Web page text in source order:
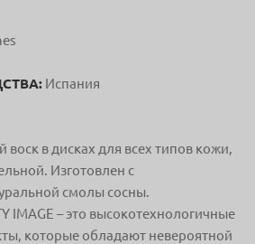
Испания
воск в дисках для всех типов кожи,
Изготовлен с
смолы сосны.
IMAGE – это высокотехнологичные
которые обладают невероятной